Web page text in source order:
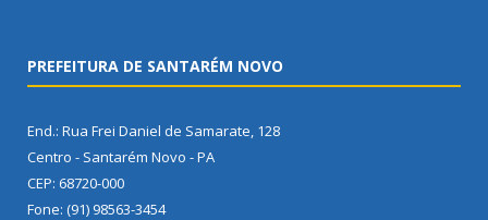
PREFEITURA DE SANTARÉM NOVO
End.: Rua Frei Daniel de Samarate, 128
Centro - Santarém Novo - PA
CEP: 68720-000
Fone: (91) 98563-3454